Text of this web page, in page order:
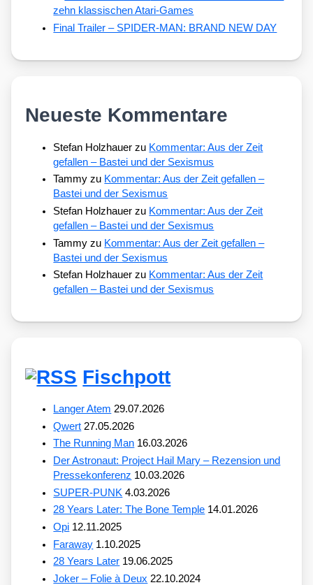
zehn klassischen Atari-Games
Final Trailer – SPIDER-MAN: BRAND NEW DAY
Neueste Kommentare
Stefan Holzhauer zu Kommentar: Aus der Zeit
gefallen – Bastei und der Sexismus
Tammy zu Kommentar: Aus der Zeit gefallen –
Bastei und der Sexismus
Stefan Holzhauer zu Kommentar: Aus der Zeit
gefallen – Bastei und der Sexismus
Tammy zu Kommentar: Aus der Zeit gefallen –
Bastei und der Sexismus
Stefan Holzhauer zu Kommentar: Aus der Zeit
gefallen – Bastei und der Sexismus
Fischpott
Langer Atem 29.07.2026
Qwert 27.05.2026
The Running Man 16.03.2026
Der Astronaut: Project Hail Mary – Rezension und
Pressekonferenz 10.03.2026
SUPER-PUNK 4.03.2026
28 Years Later: The Bone Temple 14.01.2026
Opi 12.11.2025
Faraway 1.10.2025
28 Years Later 19.06.2025
Joker – Folie à Deux 22.10.2024